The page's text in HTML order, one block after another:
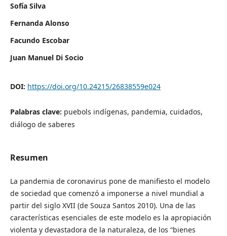
Sofía Silva
Fernanda Alonso
Facundo Escobar
Juan Manuel Di Socio
DOI: https://doi.org/10.24215/26838559e024
Palabras clave: puebols indígenas, pandemia, cuidados,
diálogo de saberes
Resumen
La pandemia de coronavirus pone de manifiesto el modelo
de sociedad que comenzó a imponerse a nivel mundial a
partir del siglo XVII (de Souza Santos 2010). Una de las
características esenciales de este modelo es la apropiación
violenta y devastadora de la naturaleza, de los “bienes